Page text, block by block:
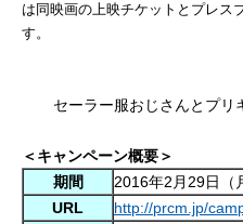
は同映画の上映チケットとプレス
す。
セーラー服おじさんとプリ
＜キャンペーン概要＞
期間
2016年2月29日（
URL
http://prcm.jp/